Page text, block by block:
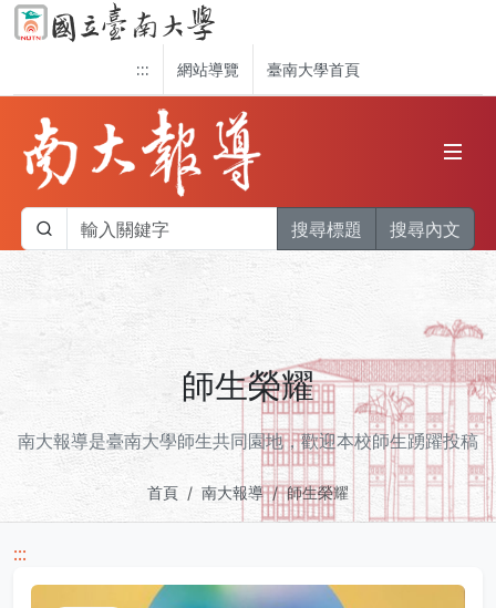
::: 網站導覽 臺南大學首頁
搜尋標題 搜尋內文
師生榮耀
南大報導是臺南大學師生共同園地，歡迎本校師生踴躍投稿
首頁 南大報導 師生榮耀
:::